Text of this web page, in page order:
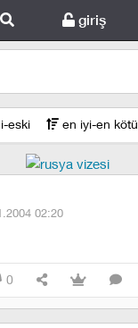
giriş
eski en iyi-en kötü
02:20
0